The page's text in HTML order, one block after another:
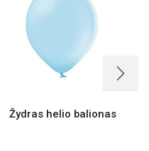
Žydras helio balionas